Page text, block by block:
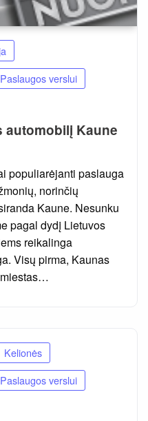
Paslaugos verslui
automobilį Kaune
populiarėjanti paslauga
norinčių
Kaune. Nesunku
pagal dydį Lietuvos
reikalinga
Visų pirma, Kaunas
Kelionės
Paslaugos verslui